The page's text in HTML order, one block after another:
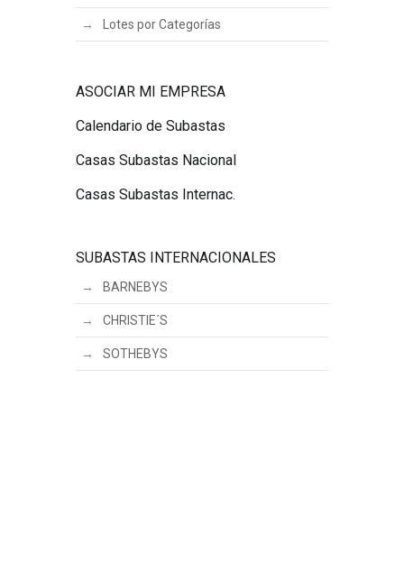
Lotes por Categorías
ASOCIAR MI EMPRESA
Calendario de Subastas
Casas Subastas Nacional
Casas Subastas Internac.
SUBASTAS INTERNACIONALES
BARNEBYS
CHRISTIE´S
SOTHEBYS